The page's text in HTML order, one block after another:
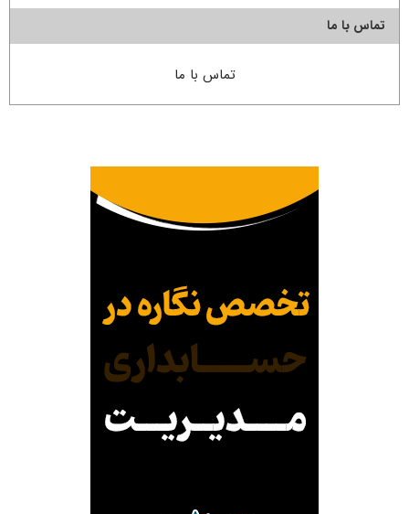
تماس با ما
تماس با ما